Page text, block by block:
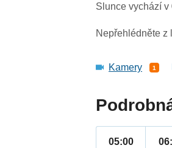
Slunce vychází v
Nepřehlédněte z
Kamery 1
05:00